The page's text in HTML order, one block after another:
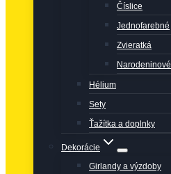
Číslice
Jednofarebné
Zvieratká
Narodeninové
Hélium
Sety
Ťažítka a doplnky
Dekorácie
Girlandy a výzdoby